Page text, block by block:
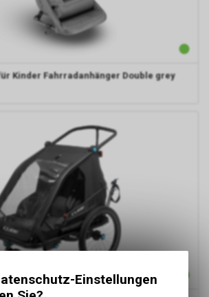
Kinder Fahrradanhänger Double grey
Einstellungen